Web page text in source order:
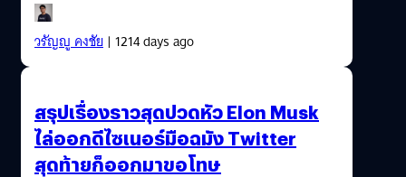
วรัญญู คงชัย| 1214 days ago
สรุปเรื่องราวสุดปวดหัว Elon Musk
ไล่ออกดีไซเนอร์มือฉมัง Twitter
สุดท้ายก็ออกมาขอโทษ